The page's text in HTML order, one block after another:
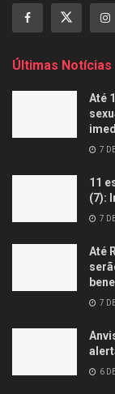
Últimas Notícias
Até
7
11
(7):
7
Até
7
6